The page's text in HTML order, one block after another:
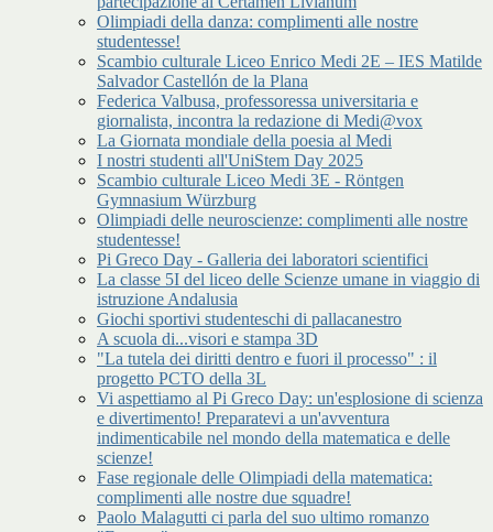
Olimpiadi della danza: complimenti alle nostre
studentesse!
Scambio culturale Liceo Enrico Medi 2E – IES Matilde
Salvador Castellón de la Plana
Federica Valbusa, professoressa universitaria e
giornalista, incontra la redazione di Medi@vox
La Giornata mondiale della poesia al Medi
I nostri studenti all'UniStem Day 2025
Scambio culturale Liceo Medi 3E - Röntgen
Gymnasium Würzburg
Olimpiadi delle neuroscienze: complimenti alle nostre
studentesse!
Pi Greco Day - Galleria dei laboratori scientifici
La classe 5I del liceo delle Scienze umane in viaggio di
istruzione Andalusia
Giochi sportivi studenteschi di pallacanestro
A scuola di...visori e stampa 3D
"La tutela dei diritti dentro e fuori il processo" : il
progetto PCTO della 3L
Vi aspettiamo al Pi Greco Day: un'esplosione di scienza
e divertimento! Preparatevi a un'avventura
indimenticabile nel mondo della matematica e delle
scienze!
Fase regionale delle Olimpiadi della matematica:
complimenti alle nostre due squadre!
Paolo Malagutti ci parla del suo ultimo romanzo